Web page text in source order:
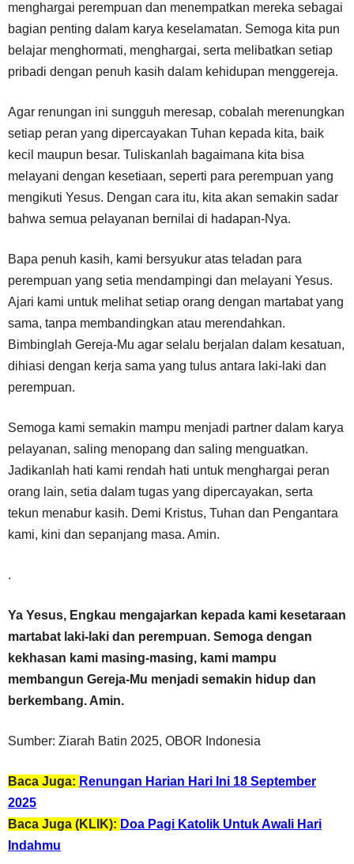
menghargai perempuan dan menempatkan mereka sebagai
bagian penting dalam karya keselamatan. Semoga kita pun
belajar menghormati, menghargai, serta melibatkan setiap
pribadi dengan penuh kasih dalam kehidupan menggereja.
Agar renungan ini sungguh meresap, cobalah merenungkan
setiap peran yang dipercayakan Tuhan kepada kita, baik
kecil maupun besar. Tuliskanlah bagaimana kita bisa
melayani dengan kesetiaan, seperti para perempuan yang
mengikuti Yesus. Dengan cara itu, kita akan semakin sadar
bahwa semua pelayanan bernilai di hadapan-Nya.
Bapa penuh kasih, kami bersyukur atas teladan para
perempuan yang setia mendampingi dan melayani Yesus.
Ajari kami untuk melihat setiap orang dengan martabat yang
sama, tanpa membandingkan atau merendahkan.
Bimbinglah Gereja-Mu agar selalu berjalan dalam kesatuan,
dihiasi dengan kerja sama yang tulus antara laki-laki dan
perempuan.
Semoga kami semakin mampu menjadi partner dalam karya
pelayanan, saling menopang dan saling menguatkan.
Jadikanlah hati kami rendah hati untuk menghargai peran
orang lain, setia dalam tugas yang dipercayakan, serta
tekun menabur kasih. Demi Kristus, Tuhan dan Pengantara
kami, kini dan sepanjang masa. Amin.
.
Ya Yesus, Engkau mengajarkan kepada kami kesetaraan
martabat laki-laki dan perempuan. Semoga dengan
kekhasan kami masing-masing, kami mampu
membangun Gereja-Mu menjadi semakin hidup dan
berkembang. Amin.
Sumber: Ziarah Batin 2025, OBOR Indonesia
Baca Juga: Renungan Harian Hari Ini 18 September
2025
Baca Juga (KLIK): Doa Pagi Katolik Untuk Awali Hari
Indahmu